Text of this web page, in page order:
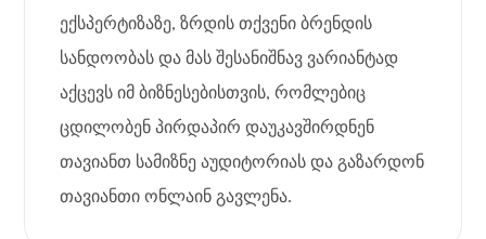
ექსპერტიზაზე, ზრდის თქვენი ბრენდის
სანდოობას და მას შესანიშნავ ვარიანტად
აქცევს იმ ბიზნესებისთვის, რომლებიც
ცდილობენ პირდაპირ დაუკავშირდნენ
თავიანთ სამიზნე აუდიტორიას და გაზარდონ
თავიანთი ონლაინ გავლენა.